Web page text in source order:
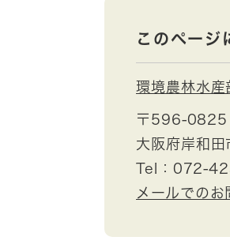
このページ
環境農林水産
〒596-0825
大阪府岸和
Tel：072-
メールでの